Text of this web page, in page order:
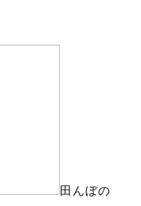
田んぼの